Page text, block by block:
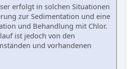
erfolgt in solchen Situationen
zur Sedimentation und eine
und Behandlung mit Chlor.
ist jedoch von den
und vorhandenen